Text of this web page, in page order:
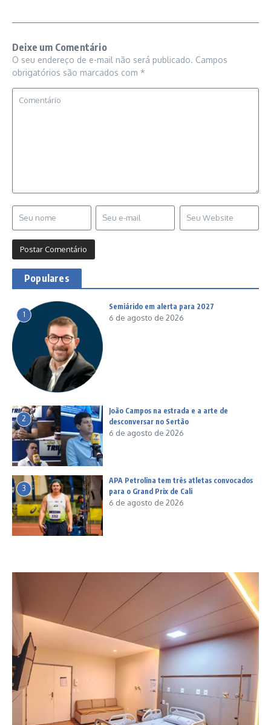
Deixe um Comentário
O seu endereço de e-mail não será publicado. Campos
obrigatórios são marcados com *
Populares
1
Semiárido em alerta para 2027
6 de agosto de 2026
2
João Campos na estrada e a arte de
desconversar no Sertão
6 de agosto de 2026
3
APA Petrolina tem três atletas convocados
para o Grand Prix de Cali
6 de agosto de 2026